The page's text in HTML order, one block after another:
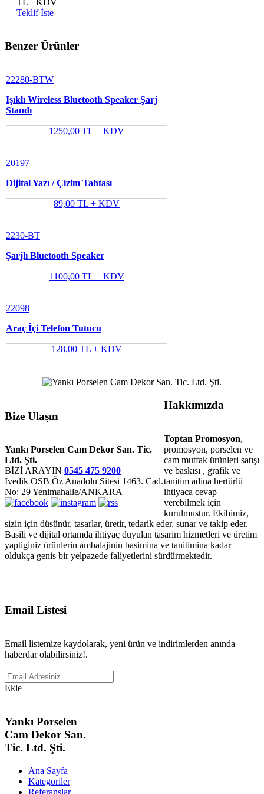
Teklif İste
Benzer Ürünler
22280-BTW
Işıklı Wireless Bluetooth Speaker Şarj
Standı
1250,00 TL + KDV
20197
Dijital Yazı / Çizim Tahtası
89,00 TL + KDV
2230-BT
Şarjlı Bluetooth Speaker
1100,00 TL + KDV
22098
Araç İçi Telefon Tutucu
128,00 TL + KDV
Bize Ulaşın
Yankı Porselen Cam Dekor San. Tic.
Ltd. Şti.
BİZİ ARAYIN 0545 475 9200
İvedik OSB Öz Anadolu Sitesi 1463. Cad.
No: 29 Yenimahalle/ANKARA
Hakkımızda
Toptan Promosyon,
promosyon, porselen ve
cam mutfak ürünleri satışı
ve baskısı , grafik ve
tanitim adina hertürlü
ihtiyaca cevap
verebilmek için
kurulmustur. Ekibimiz,
sizin için düsünür, tasarlar, üretir, tedarik eder, sunar ve takip eder.
Basili ve dijital ortamda ihtiyaç duyulan tasarim hizmetleri ve üretim
yaptiginiz ürünlerin ambalajinin basimina ve tanitimina kadar
oldukça genis bir yelpazede faliyetlerini sürdürmektedir.
Email Listesi
Email listemize kaydolarak, yeni ürün ve indirimlerden anında
haberdar olabilirsiniz!.
Ekle
Yankı Porselen
Cam Dekor San.
Tic. Ltd. Şti.
Ana Sayfa
Kategoriler
Referanslar